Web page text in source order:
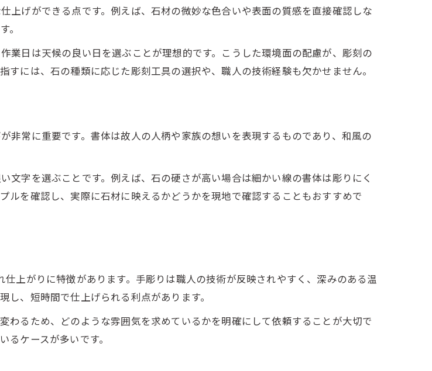
彫る現地技術の魅力
家紋や戒名を正確に刻む方法
現地技術が持つメリット
技術が支える正確な文字入れ
地彫刻の選び方とは
追加彫りを選ぶポイント
用から現地彫刻を選択するコツ
得のいく追加文字入れを実現
しないための注意点
後悔しないための確認事項
注意すべき現地作業のポイント
失敗を防ぐ最終チェック方法
に押さえたいポイントとは
上げができる点です。例えば、石材の微妙な色合いや表面の質感を直接確認しな
。
業日は天候の良い日を選ぶことが理想的です。こうした環境面の配慮が、彫刻の
には、石の種類に応じた彫刻工具の選択や、職人の技術経験も欠かせません。
非常に重要です。書体は故人の人柄や家族の想いを表現するものであり、和風の
字を選ぶことです。例えば、石の硬さが高い場合は細かい線の書体は彫りにく
ルを確認し、実際に石材に映えるかどうかを現地で確認することもおすすめで
上がりに特徴があります。手彫りは職人の技術が反映されやすく、深みのある温
、短時間で仕上げられる利点があります。
わるため、どのような雰囲気を求めているかを明確にして依頼することが大切で
ケースが多いです。